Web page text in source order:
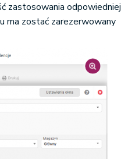
zastosowania odpowiedniej
ma zostać zarezerwowany